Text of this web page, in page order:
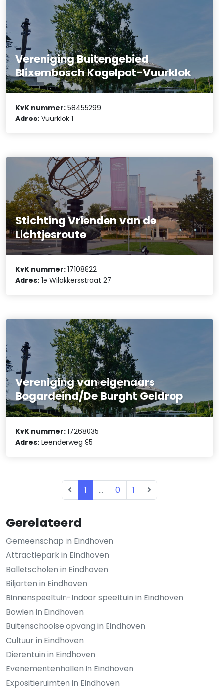
Gerelateerd
Gemeenschap in Eindhoven
Attractiepark in Eindhoven
Balletscholen in Eindhoven
Biljarten in Eindhoven
Binnenspeeltuin-Indoor speeltuin in Eindhoven
Bowlen in Eindhoven
Buitenschoolse opvang in Eindhoven
Cultuur in Eindhoven
Dierentuin in Eindhoven
Evenementenhallen in Eindhoven
Expositieruimten in Eindhoven
Vereniging Buitengebied
Blixembosch Kogelpot-Vuurklok
KvK nummer: 58455299
Adres: Vuurklok 1
Stichting Vrienden van de
Lichtjesroute
KvK nummer: 17108822
Adres: 1e Wilakkersstraat 27
Vereniging van eigenaars
Bogardeind/De Burght Geldrop
KvK nummer: 17268035
Adres: Leenderweg 95
1 ... 0 1